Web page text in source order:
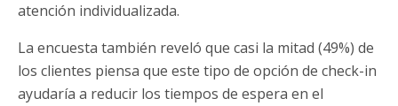
atención individualizada.
La encuesta también reveló que casi la mitad (49%) de
los clientes piensa que este tipo de opción de check-in
ayudaría a reducir los tiempos de espera en el